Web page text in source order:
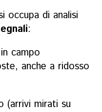
occupa di analisi
:
campo
anche a ridosso
(arrivi mirati su